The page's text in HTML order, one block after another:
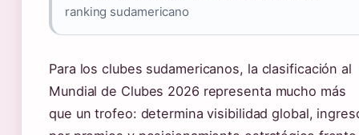
ranking sudamericano
Para los clubes sudamericanos, la clasificación al
Mundial de Clubes 2026 representa mucho más
que un trofeo: determina visibilidad global,